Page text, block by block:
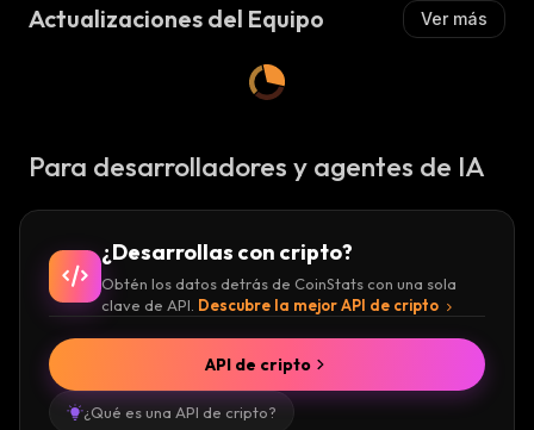
Actualizaciones del Equipo Ver más
Para desarrolladores y agentes de IA
¿Desarrollas con cripto?
Obtén los datos detrás de CoinStats con una sola
clave de API. Descubre la mejor API de cripto
¿Qué es una API de cripto?
API de cripto